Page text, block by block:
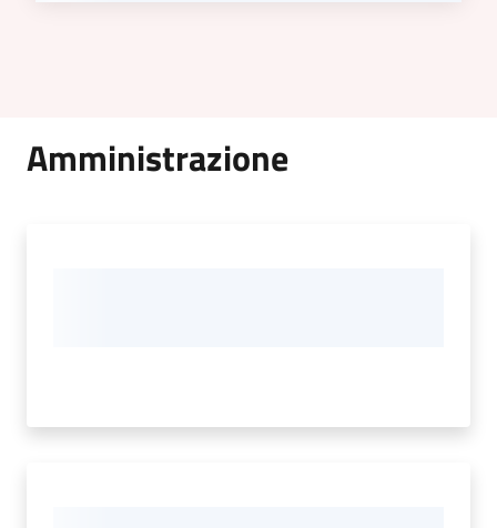
Amministrazione